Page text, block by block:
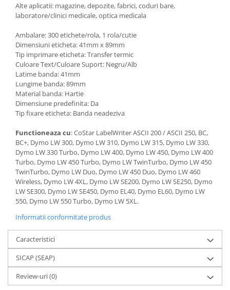
Alte aplicatii: magazine, depozite, fabrici, coduri bare,
laboratore/clinici medicale, optica medicala
Ambalare: 300 etichete/rola, 1 rola/cutie
Dimensiuni eticheta: 41mm x 89mm
Tip imprimare eticheta: Transfer termic
Culoare Text/Culoare Suport: Negru/Alb
Latime banda: 41mm
Lungime banda: 89mm
Material banda: Hartie
Dimensiune predefinita: Da
Tip fixare eticheta: Banda neadeziva
Functioneaza cu: CoStar LabelWriter ASCII 200 / ASCII 250, BC,
BC+, Dymo LW 300, Dymo LW 310, Dymo LW 315, Dymo LW 330,
Dymo LW 330 Turbo, Dymo LW 400, Dymo LW 450, Dymo LW 400
Turbo, Dymo LW 450 Turbo, Dymo LW TwinTurbo, Dymo LW 450
TwinTurbo, Dymo LW Duo, Dymo LW 450 Duo, Dymo LW 460
Wireless, Dymo LW 4XL, Dymo LW SE200, Dymo LW SE250, Dymo
LW SE300, Dymo LW SE450, Dymo EL40, Dymo EL60, Dymo LW
550, Dymo LW 550 Turbo, Dymo LW 5XL.
Informatii conformitate produs
Caracteristici
SICAP (SEAP)
Review-uri(0)